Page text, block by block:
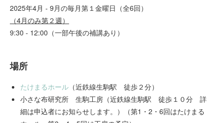
2025年4月 - 9月の毎月第１金曜日（全6回）
（4月のみ第２週）
9:30 - 12:00（一部午後の補講あり）
場所
たけまるホール （近鉄線生駒駅 徒歩２分）
小さな布研究所 生駒工房（近鉄線生駒駅 徒歩１０分 詳
細は申込者にお知らせします。）（第1・2・6回はたけまる